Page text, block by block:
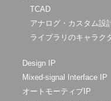
TCAD
アナログ・カスタム設
ライブラリのキャラク
Design IP
Mixed-signal Interface IP
オートモーティブIP